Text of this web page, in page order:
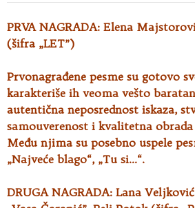
PRVA NAGRADA: Elena
(šifra „LET”)
Prvonagrađene pesme su gotovo
karakteriše ih veoma vešto
autentična neposrednost iskaza,
samouverenost i kvalitetna
Među njima su posebno uspele
„Najveće blago“, „Tu si…“.
DRUGA NAGRADA: Lana